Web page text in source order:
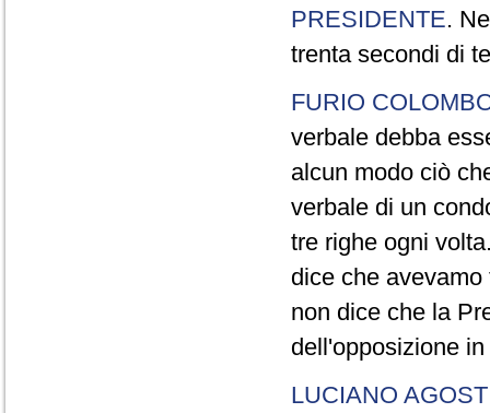
PRESIDENTE.
trenta secondi di
FURIO
verbale debba
alcun modo ciò
verbale di un
tre righe ogni
dice che
non dice che la
dell'opposizione
LUCIANO